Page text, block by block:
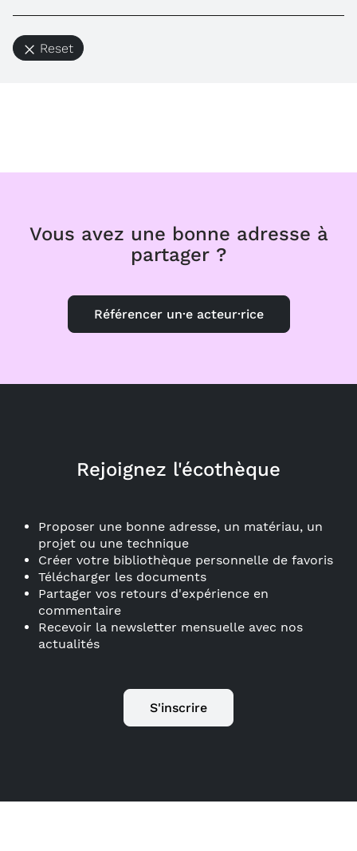
Reset
Vous avez une bonne adresse à
partager ?
Référencer un·e acteur·rice
Rejoignez l'écothèque
Proposer une bonne adresse, un matériau, un
projet ou une technique
Créer votre bibliothèque personnelle de favoris
Télécharger les documents
Partager vos retours d'expérience en
commentaire
Recevoir la newsletter mensuelle avec nos
actualités
S'inscrire